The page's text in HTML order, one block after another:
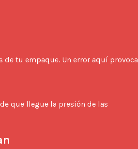
tu empaque. Un error aquí provoca
que llegue la presión de las